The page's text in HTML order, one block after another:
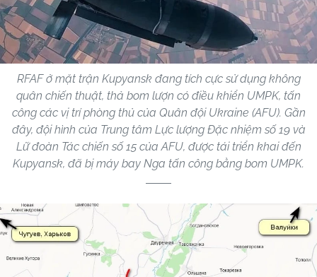
RFAF ở mặt trận Kupyansk đang tích cực sử dụng không
quân chiến thuật, thả bom lượn có điều khiển UMPK, tấn
công các vị trí phòng thủ của Quân đội Ukraine (AFU). Gần
đây, đội hình của Trung tâm Lực lượng Đặc nhiệm số 19 và
Lữ đoàn Tác chiến số 15 của AFU, được tái triển khai đến
Kupyansk, đã bị máy bay Nga tấn công bằng bom UMPK.